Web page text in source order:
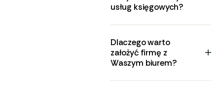
usług księgowych?
Dlaczego warto
założyć firmę z
Waszym biurem?